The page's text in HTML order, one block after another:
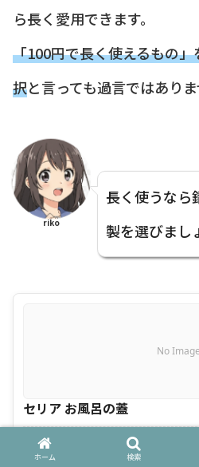
ら長く愛用できます。
「100円で長く使えるもの
択と言っても過言ではありま
riko
長く使うなら
製を選びまし
No Image
セリア お風呂の蓋
セリア お風呂の蓋 は以
ホーム 検索